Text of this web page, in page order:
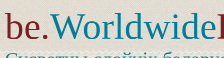
be.Worldwide